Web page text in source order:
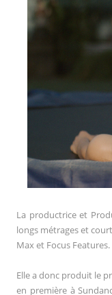
La productrice et
longs métrages et
Max et Focus Features.
Elle a donc produit le
en première à